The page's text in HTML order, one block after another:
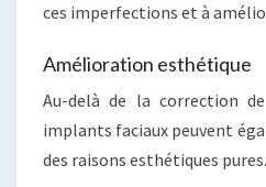
ces imperfections et à
Amélioration esthétique
Au-delà de la correction
implants faciaux peuvent
des raisons esthétiques pures.